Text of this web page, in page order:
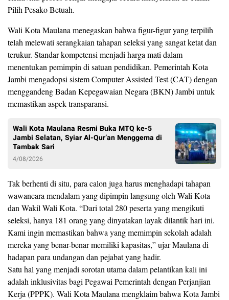
Pilih Pesako Betuah.
Wali Kota Maulana menegaskan bahwa figur-figur yang terpilih
telah melewati serangkaian tahapan seleksi yang sangat ketat dan
terukur. Standar kompetensi menjadi harga mati dalam
menentukan pemimpin di satuan pendidikan. Pemerintah Kota
Jambi mengadopsi sistem Computer Assisted Test (CAT) dengan
menggandeng Badan Kepegawaian Negara (BKN) Jambi untuk
memastikan aspek transparansi.
Wali Kota Maulana Resmi Buka MTQ ke-5
Jambi Selatan, Syiar Al-Qur’an Menggema di
Tambak Sari
4/08/2026
Tak berhenti di situ, para calon juga harus menghadapi tahapan
wawancara mendalam yang dipimpin langsung oleh Wali Kota
dan Wakil Wali Kota. “Dari total 280 peserta yang mengikuti
seleksi, hanya 181 orang yang dinyatakan layak dilantik hari ini.
Kami ingin memastikan bahwa yang memimpin sekolah adalah
mereka yang benar-benar memiliki kapasitas,” ujar Maulana di
hadapan para undangan dan pejabat yang hadir.
Satu hal yang menjadi sorotan utama dalam pelantikan kali ini
adalah inklusivitas bagi Pegawai Pemerintah dengan Perjanjian
Kerja (PPPK). Wali Kota Maulana mengklaim bahwa Kota Jambi